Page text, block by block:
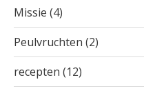
Missie (4)
Peulvruchten (2)
recepten (12)